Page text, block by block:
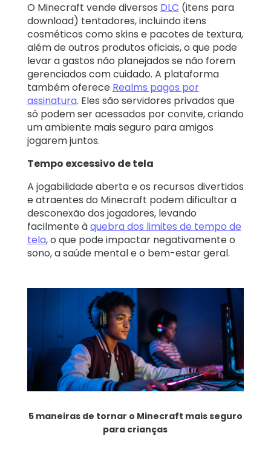
O Minecraft vende diversos DLC (itens para
download) tentadores, incluindo itens
cosméticos como skins e pacotes de textura,
além de outros produtos oficiais, o que pode
levar a gastos não planejados se não forem
gerenciados com cuidado. A plataforma
também oferece Realms pagos por
assinatura. Eles são servidores privados que
só podem ser acessados ​​por convite, criando
um ambiente mais seguro para amigos
jogarem juntos.
Tempo excessivo de tela
A jogabilidade aberta e os recursos divertidos
e atraentes do Minecraft podem dificultar a
desconexão dos jogadores, levando
facilmente àquebra dos limites de tempo de
tela, o que pode impactar negativamente o
sono, a saúde mental e o bem-estar geral.
5 maneiras de tornar o Minecraft mais seguro
para crianças